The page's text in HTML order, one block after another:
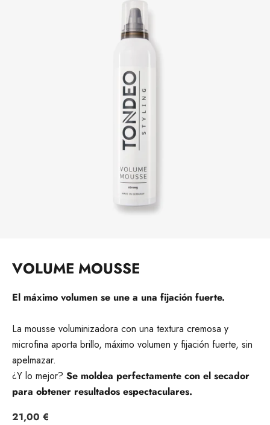
VOLUME MOUSSE
El máximo volumen se une a una fijación fuerte.
La mousse voluminizadora con una textura cremosa y
microfina aporta brillo, máximo volumen y fijación fuerte, sin
apelmazar.
¿Y lo mejor? Se moldea perfectamente con el secador
para obtener resultados espectaculares.
Angebot
21,00 €